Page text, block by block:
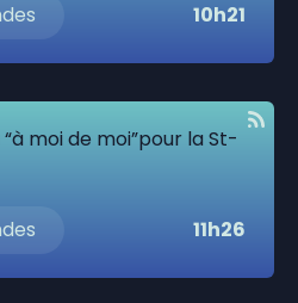
10h21
moi de moi”pour la St-
11h26